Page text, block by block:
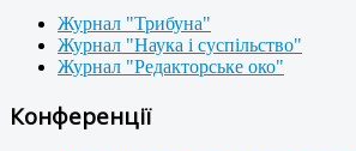
Журнал "Трибуна"
Журнал "Наука і суспільство"
Журнал "Редакторське око"
Конференції